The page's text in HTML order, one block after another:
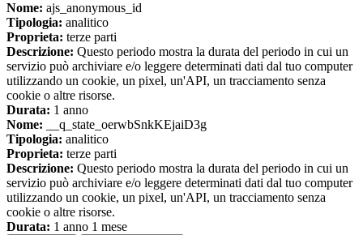
Nome: ajs_anonymous_id
Tipologia: analitico
Proprieta: terze parti
Descrizione: Questo periodo mostra la durata del periodo in cui un
servizio può archiviare e/o leggere determinati dati dal tuo computer
utilizzando un cookie, un pixel, un'API, un tracciamento senza
cookie o altre risorse.
Durata: 1 anno
Nome: __q_state_oerwbSnkKEjaiD3g
Tipologia: analitico
Proprieta: terze parti
Descrizione: Questo periodo mostra la durata del periodo in cui un
servizio può archiviare e/o leggere determinati dati dal tuo computer
utilizzando un cookie, un pixel, un'API, un tracciamento senza
cookie o altre risorse.
Durata: 1 anno 1 mese